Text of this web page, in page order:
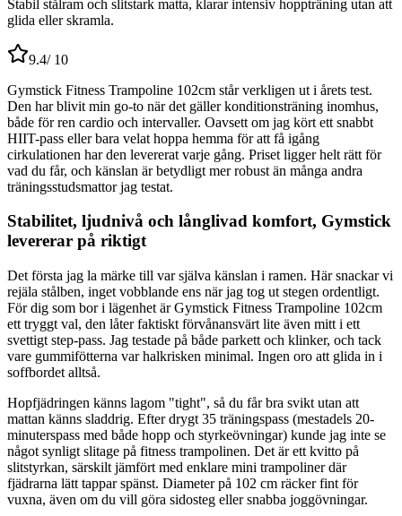
Stabil stålram och slitstark matta, klarar intensiv hoppträning utan att
glida eller skramla.
9.4/ 10
Gymstick Fitness Trampoline 102cm står verkligen ut i årets test.
Den har blivit min go-to när det gäller konditionsträning inomhus,
både för ren cardio och intervaller. Oavsett om jag kört ett snabbt
HIIT-pass eller bara velat hoppa hemma för att få igång
cirkulationen har den levererat varje gång. Priset ligger helt rätt för
vad du får, och känslan är betydligt mer robust än många andra
träningsstudsmattor jag testat.
Stabilitet, ljudnivå och långlivad komfort, Gymstick
levererar på riktigt
Det första jag la märke till var själva känslan i ramen. Här snackar vi
rejäla stålben, inget vobblande ens när jag tog ut stegen ordentligt.
För dig som bor i lägenhet är Gymstick Fitness Trampoline 102cm
ett tryggt val, den låter faktiskt förvånansvärt lite även mitt i ett
svettigt step-pass. Jag testade på både parkett och klinker, och tack
vare gummifötterna var halkrisken minimal. Ingen oro att glida in i
soffbordet alltså.
Hopfjädringen känns lagom "tight", så du får bra svikt utan att
mattan känns sladdrig. Efter drygt 35 träningspass (mestadels 20-
minuterspass med både hopp och styrkeövningar) kunde jag inte se
något synligt slitage på fitness trampolinen. Det är ett kvitto på
slitstyrkan, särskilt jämfört med enklare mini trampoliner där
fjädrarna lätt tappar spänst. Diameter på 102 cm räcker fint för
vuxna, även om du vill göra sidosteg eller snabba joggövningar.